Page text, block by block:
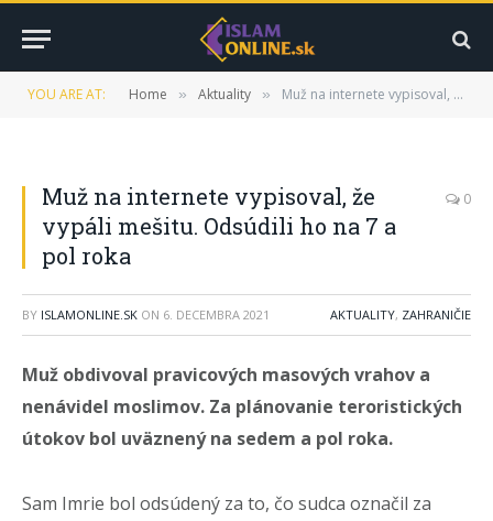
YOU ARE AT: Home » Aktuality » Muž na internete vypisoval, že vypáli mešitu. Odsúdili ho na 7 a pol roka
Muž na internete vypisoval, že
vypáli mešitu. Odsúdili ho na 7 a
pol roka
0
BY ISLAMONLINE.SK ON 6. DECEMBRA 2021 AKTUALITY, ZAHRANIČIE
Muž obdivoval pravicových masových vrahov a
nenávidel moslimov. Za plánovanie teroristických
útokov bol uväznený na sedem a pol roka.
Sam Imrie bol odsúdený za to, čo sudca označil za